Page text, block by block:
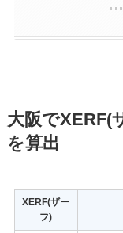
大阪でXERF(
を算出
XERF(ザー
フ)